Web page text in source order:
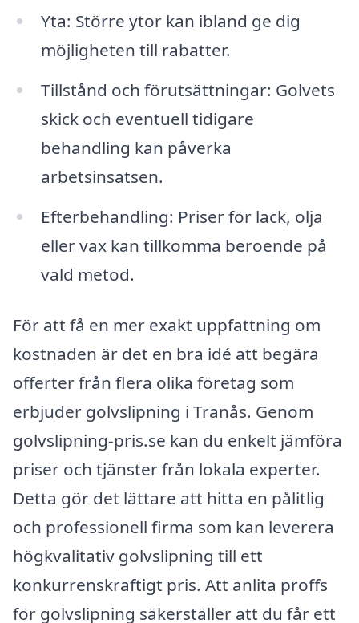
Yta: Större ytor kan ibland ge dig
möjligheten till rabatter.
Tillstånd och förutsättningar: Golvets
skick och eventuell tidigare
behandling kan påverka
arbetsinsatsen.
Efterbehandling: Priser för lack, olja
eller vax kan tillkomma beroende på
vald metod.
För att få en mer exakt uppfattning om
kostnaden är det en bra idé att begära
offerter från flera olika företag som
erbjuder golvslipning i Tranås. Genom
golvslipning-pris.se kan du enkelt jämföra
priser och tjänster från lokala experter.
Detta gör det lättare att hitta en pålitlig
och professionell firma som kan leverera
högkvalitativ golvslipning till ett
konkurrenskraftigt pris. Att anlita proffs
för golvslipning säkerställer att du får ett